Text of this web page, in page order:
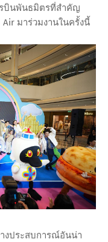
รบินพันธมิตรที่สำคัญ
Air มาร่วมงานในครั้งนี้
งประสบการณ์อันน่า